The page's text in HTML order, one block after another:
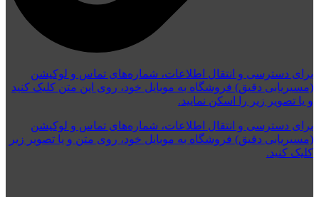
برای دسترسی و انتقال اطلاعات، شماره‌های تماس و لوکیشن
(مسیریابی دقیق) فروشگاه به موبایل خود، روی این متن کلیک کنید
و یا تصویر زیر را اسکن نمایید.
برای دسترسی و انتقال اطلاعات، شماره‌های تماس و لوکیشن
(مسیریابی دقیق) فروشگاه به موبایل خود، روی متن و یا تصویر زیر
کلیک کنید.